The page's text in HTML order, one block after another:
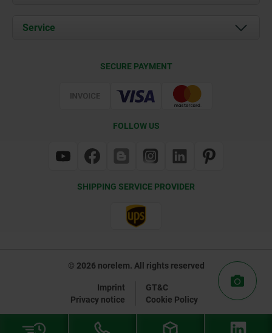
Contact
Service
SECURE PAYMENT
FOLLOW US
SHIPPING SERVICE PROVIDER
© 2026 norelem. All rights reserved
Imprint
GT&C
Privacy notice
Cookie Policy